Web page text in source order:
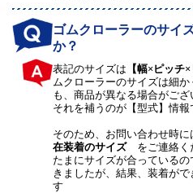
ゴムクローラーのサイ
か？
表記のサイズは 【幅×ピッチ
ムクローラーのサイズは細
も、商品が異なる場合がござ
それを補うのが【型式】情報
そのため、お問い合わせ時
在装着のサイズをご連絡く
たまにサイズが合っている
きましたが、結果、装着が
す